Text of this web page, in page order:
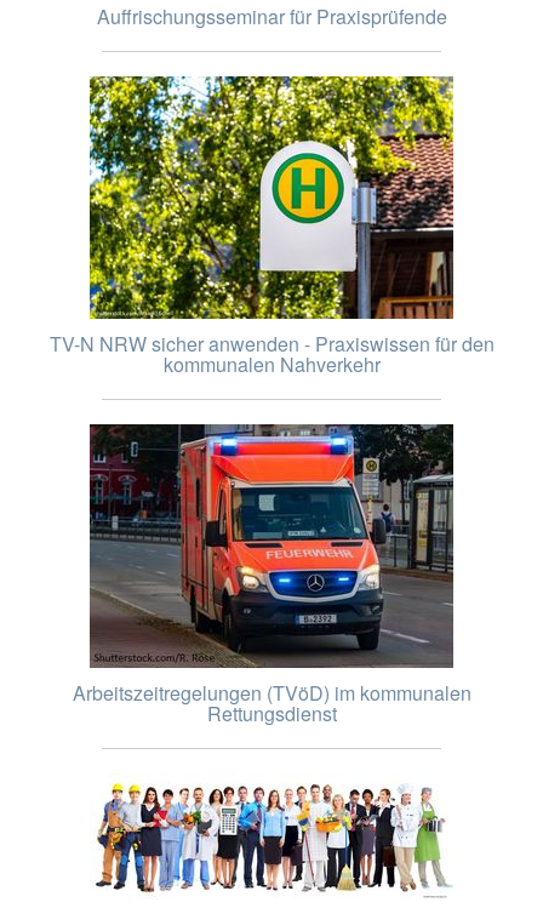
Auffrischungsseminar für Praxisprüfende
TV-N NRW sicher anwenden - Praxiswissen für den
kommunalen Nahverkehr
Arbeitszeitregelungen (TVöD) im kommunalen
Rettungsdienst